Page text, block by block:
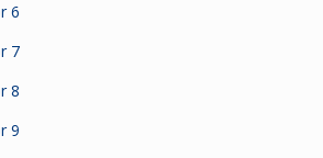
6
7
8
9